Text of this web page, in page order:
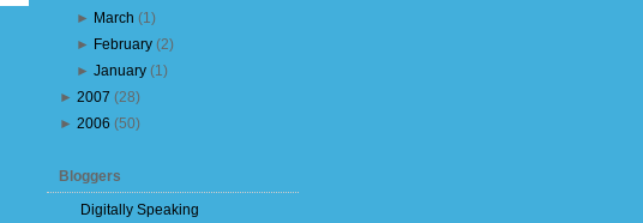
► March (1)
► February (2)
►January (1)
► 2007 (28)
► 2006 (50)
Bloggers
Digitally Speaking